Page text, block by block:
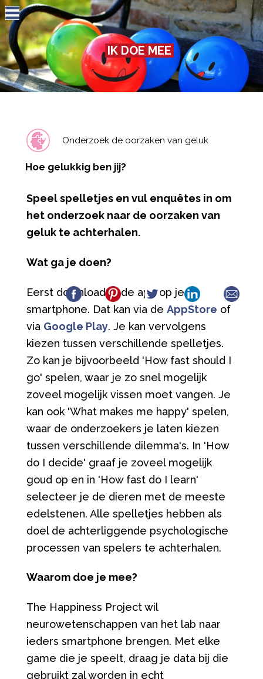
Jump to navigation
IK DOE MEE
Onderzoek de oorzaken van geluk
Hoe gelukkig ben jij?
Speel spelletjes en vul enquêtes in om
het onderzoek naar de oorzaken van
geluk te achterhalen.
Wat ga je doen?
Eerst download je de app op je
smartphone. Dat kan via de AppStore of
via Google Play. Je kan vervolgens
kiezen tussen verschillende spelletjes.
Zo kan je bijvoorbeeld 'How fast should I
go' spelen, waar je zo snel mogelijk
zoveel mogelijk vissen moet vangen. Je
kan ook 'What makes me happy' spelen,
waar de onderzoekers je laten kiezen
tussen verschillende dilemma's. In 'How
do I decide' graaf je zoveel mogelijk
goud op en in 'How fast do I learn'
selecteer je de dieren met de meeste
edelstenen. Alle spelletjes hebben als
doel de achterliggende psychologische
processen van spelers te achterhalen.
Waarom doe je mee?
The Happiness Project wil
neurowetenschappen van het lab naar
ieders smartphone brengen. Met elke
game die je speelt, draag je data bij die
gebruikt zal worden in echt